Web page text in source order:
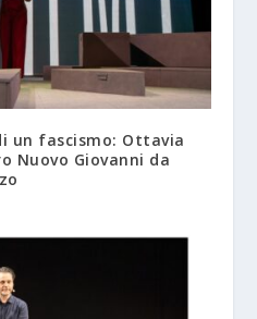
un fascismo: Ottavia
Nuovo Giovanni da